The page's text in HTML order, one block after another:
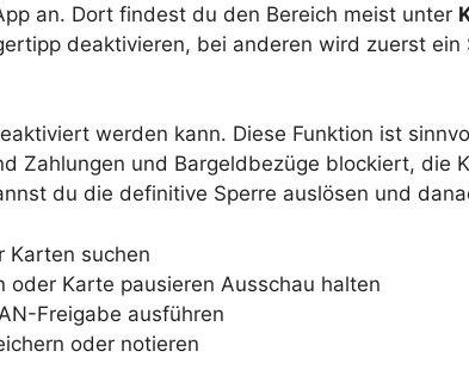
an. Dort findest du den Bereich meist unter
deaktivieren, bei anderen wird zuerst ein
werden kann. Diese Funktion ist
Zahlungen und Bargeldbezüge blockiert, die
du die definitive Sperre auslösen und
Karten suchen
oder Karte pausieren Ausschau halten
Freigabe ausführen
oder notieren